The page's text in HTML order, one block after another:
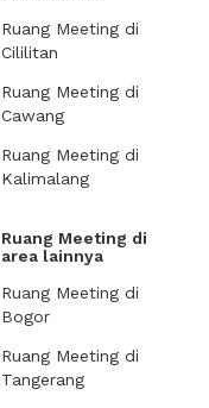
Ruang Meeting di
Cililitan
Ruang Meeting di
Cawang
Ruang Meeting di
Kalimalang
Ruang Meeting di
area lainnya
Ruang Meeting di
Bogor
Ruang Meeting di
Tangerang